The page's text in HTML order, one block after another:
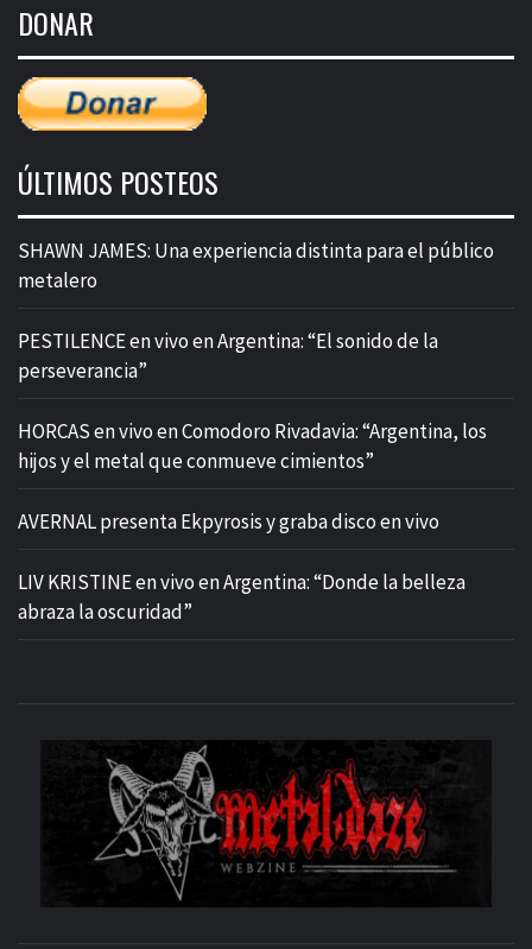
entradas
DONAR
ÚLTIMOS POSTEOS
SHAWN JAMES: Una experiencia distinta para el público
metalero
PESTILENCE en vivo en Argentina: “El sonido de la
perseverancia”
HORCAS en vivo en Comodoro Rivadavia: “Argentina, los
hijos y el metal que conmueve cimientos”
AVERNAL presenta Ekpyrosis y graba disco en vivo
LIV KRISTINE en vivo en Argentina: “Donde la belleza
abraza la oscuridad”